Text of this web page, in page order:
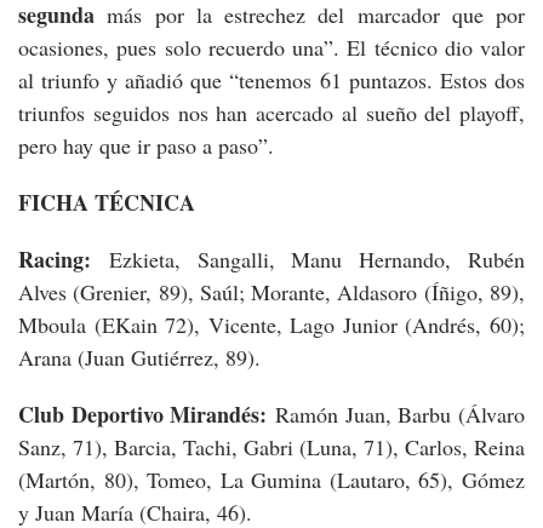
segunda más por la estrechez del marcador que por
ocasiones, pues solo recuerdo una”. El técnico dio valor
al triunfo y añadió que “tenemos 61 puntazos. Estos dos
triunfos seguidos nos han acercado al sueño del playoff,
pero hay que ir paso a paso”.
FICHA TÉCNICA
Racing: Ezkieta, Sangalli, Manu Hernando, Rubén
Alves (Grenier, 89), Saúl; Morante, Aldasoro (Íñigo, 89),
Mboula (EKain 72), Vicente, Lago Junior (Andrés, 60);
Arana (Juan Gutiérrez, 89).
Club Deportivo Mirandés: Ramón Juan, Barbu (Álvaro
Sanz, 71), Barcia, Tachi, Gabri (Luna, 71), Carlos, Reina
(Martón, 80), Tomeo, La Gumina (Lautaro, 65), Gómez
y Juan María (Chaira, 46).